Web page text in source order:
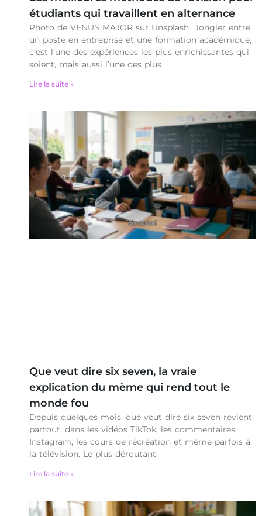
étudiants qui travaillent en alternance
Photo de VENUS MAJOR sur Unsplash Jongler entre
un poste en entreprise et une formation académique,
c’est l’une des expériences les plus enrichissantes qui
soient, mais aussi l’une des plus
Lire la suite »
Que veut dire six seven, la vraie
explication du mème qui rend tout le
monde fou
Depuis quelques mois, que veut dire six seven revient
partout, dans les vidéos TikTok, les commentaires
Instagram, les cours de récréation et même parfois à
la télévision. Le plus déroutant
Lire la suite »